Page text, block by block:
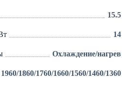
15.5
14
Охлаждение/нагрев
1960/1860/1760/1660/1560/1460/1360